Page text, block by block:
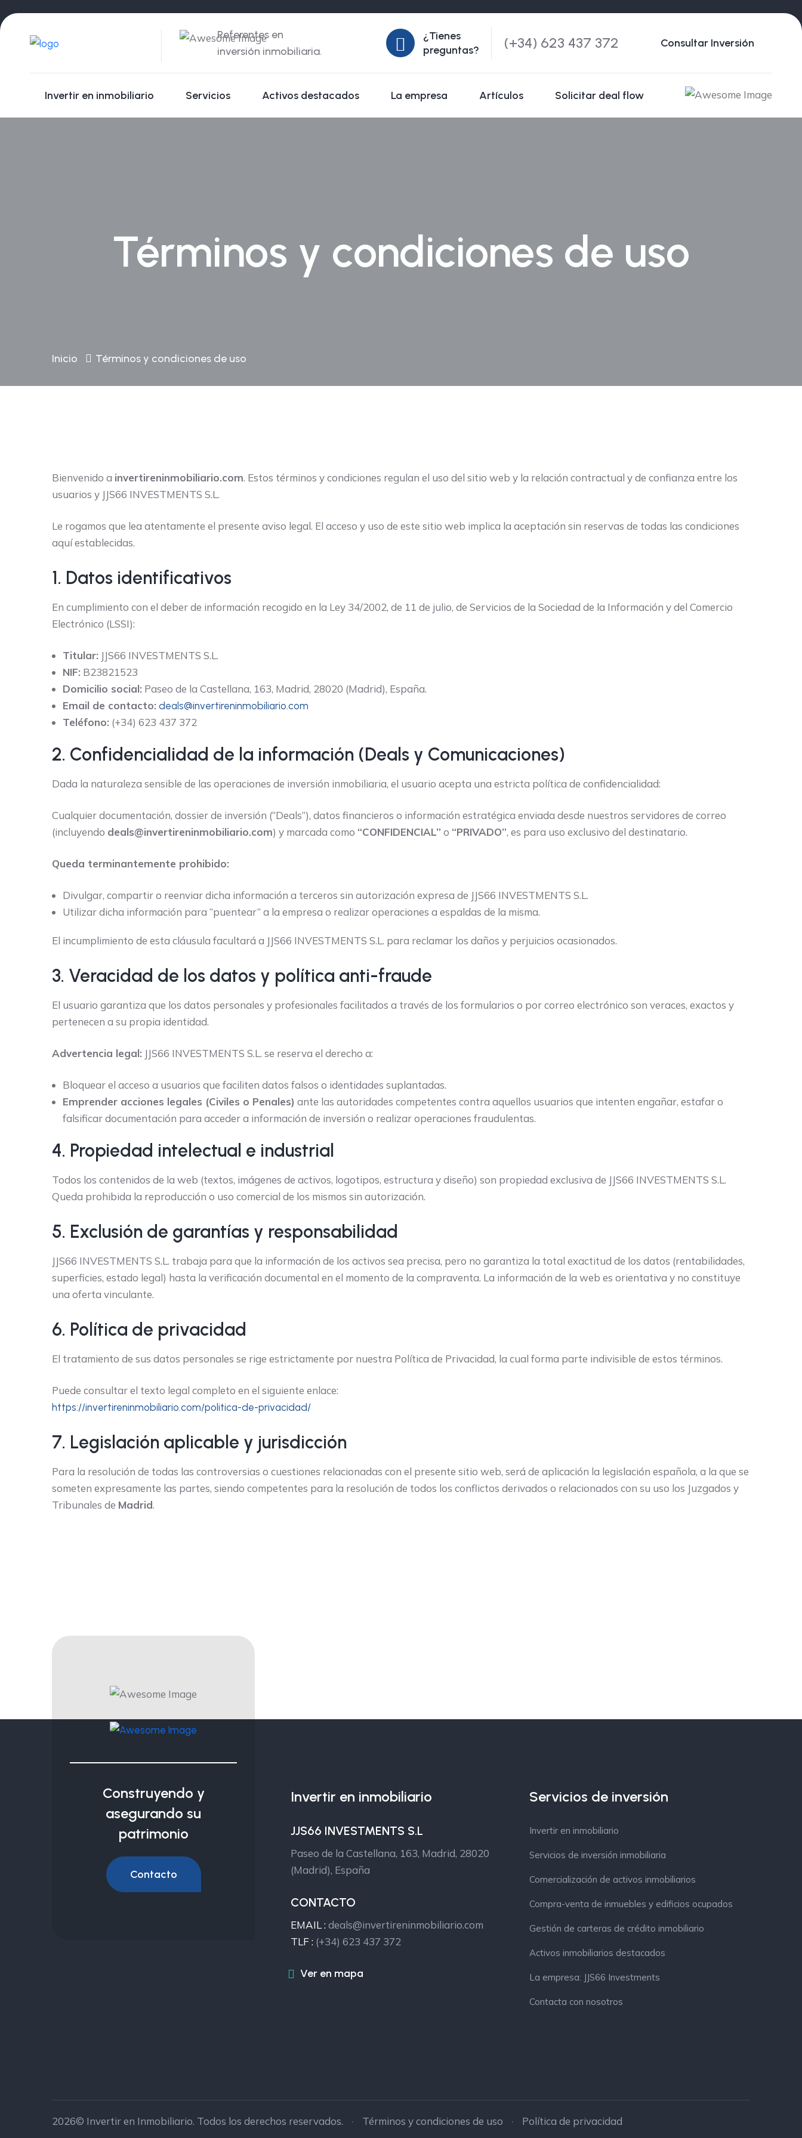
Referentes en
inversión inmobiliaria.
¿Tienes
preguntas?
(+34) 623 437 372 Consultar Inversión
Invertir en inmobiliario Servicios Activos destacados La empresa Artículos Solicitar deal flow
Términos y condiciones de uso
Inicio Términos y condiciones de uso
Bienvenido a invertireninmobiliario.com. Estos términos y condiciones regulan el uso del sitio web y la relación contractual y de confianza entre los
usuarios y JJS66 INVESTMENTS S.L.
Le rogamos que lea atentamente el presente aviso legal. El acceso y uso de este sitio web implica la aceptación sin reservas de todas las condiciones
aquí establecidas.
1. Datos identificativos
En cumplimiento con el deber de información recogido en la Ley 34/2002, de 11 de julio, de Servicios de la Sociedad de la Información y del Comercio
Electrónico (LSSI):
Titular: JJS66 INVESTMENTS S.L.
NIF: B23821523
Domicilio social: Paseo de la Castellana, 163, Madrid, 28020 (Madrid), España.
Email de contacto: deals@invertireninmobiliario.com
Teléfono: (+34) 623 437 372
2. Confidencialidad de la información (Deals y Comunicaciones)
Dada la naturaleza sensible de las operaciones de inversión inmobiliaria, el usuario acepta una estricta política de confidencialidad:
Cualquier documentación, dossier de inversión (“Deals”), datos financieros o información estratégica enviada desde nuestros servidores de correo
(incluyendo deals@invertireninmobiliario.com) y marcada como “CONFIDENCIAL” o “PRIVADO”, es para uso exclusivo del destinatario.
Queda terminantemente prohibido:
Divulgar, compartir o reenviar dicha información a terceros sin autorización expresa de JJS66 INVESTMENTS S.L.
Utilizar dicha información para “puentear” a la empresa o realizar operaciones a espaldas de la misma.
El incumplimiento de esta cláusula facultará a JJS66 INVESTMENTS S.L. para reclamar los daños y perjuicios ocasionados.
3. Veracidad de los datos y política anti-fraude
El usuario garantiza que los datos personales y profesionales facilitados a través de los formularios o por correo electrónico son veraces, exactos y
pertenecen a su propia identidad.
Advertencia legal: JJS66 INVESTMENTS S.L. se reserva el derecho a:
Bloquear el acceso a usuarios que faciliten datos falsos o identidades suplantadas.
Emprender acciones legales (Civiles o Penales) ante las autoridades competentes contra aquellos usuarios que intenten engañar, estafar o
falsificar documentación para acceder a información de inversión o realizar operaciones fraudulentas.
4. Propiedad intelectual e industrial
Todos los contenidos de la web (textos, imágenes de activos, logotipos, estructura y diseño) son propiedad exclusiva de JJS66 INVESTMENTS S.L.
Queda prohibida la reproducción o uso comercial de los mismos sin autorización.
5. Exclusión de garantías y responsabilidad
JJS66 INVESTMENTS S.L. trabaja para que la información de los activos sea precisa, pero no garantiza la total exactitud de los datos (rentabilidades,
superficies, estado legal) hasta la verificación documental en el momento de la compraventa. La información de la web es orientativa y no constituye
una oferta vinculante.
6. Política de privacidad
El tratamiento de sus datos personales se rige estrictamente por nuestra Política de Privacidad, la cual forma parte indivisible de estos términos.
Puede consultar el texto legal completo en el siguiente enlace:
https://invertireninmobiliario.com/politica-de-privacidad/
7. Legislación aplicable y jurisdicción
Para la resolución de todas las controversias o cuestiones relacionadas con el presente sitio web, será de aplicación la legislación española, a la que se
someten expresamente las partes, siendo competentes para la resolución de todos los conflictos derivados o relacionados con su uso los Juzgados y
Tribunales de Madrid.
Construyendo y
asegurando su
patrimonio
Contacto
Invertir en inmobiliario
JJS66 INVESTMENTS S.L
Paseo de la Castellana, 163, Madrid, 28020
(Madrid), España
CONTACTO
EMAIL : deals@invertireninmobiliario.com
TLF : (+34) 623 437 372
Ver en mapa
Servicios de inversión
Invertir en inmobiliario
Servicios de inversión inmobiliaria
Comercialización de activos inmobiliarios
Compra-venta de inmuebles y edificios ocupados
Gestión de carteras de crédito inmobiliario
Activos inmobiliarios destacados
La empresa: JJS66 Investments
Contacta con nosotros
2026© Invertir en Inmobiliario. Todos los derechos reservados. Términos y condiciones de uso Política de privacidad